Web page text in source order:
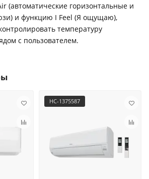
(автоматические горизонтальные и
и функцию I Feel (Я ощущаю),
температуру
с пользователем.
HC-1375587